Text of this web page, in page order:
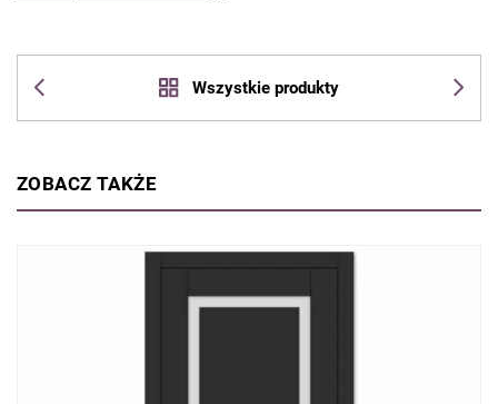
Wszystkie produkty
ZOBACZ TAKŻE